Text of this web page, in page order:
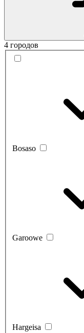
4 городов
Bosaso
Garoowe
Hargeisa